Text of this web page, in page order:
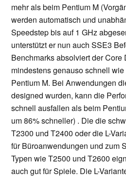
mehr als beim Pentium M
werden automatisch und
Speedstep bis auf 1 GHz
unterstützt er nun auch SSE3
Benchmarks absolviert der Core
mindestens genauso schnell
Pentium M. Bei Anwendungen
designed wurden, kann die
schnell ausfallen als beim
um 86% schneller) . Die die
T2300 und T2400 oder die L-
für Büroanwendungen und zum
Typen wie T2500 und T2600
auch gut für Spiele. Die L-